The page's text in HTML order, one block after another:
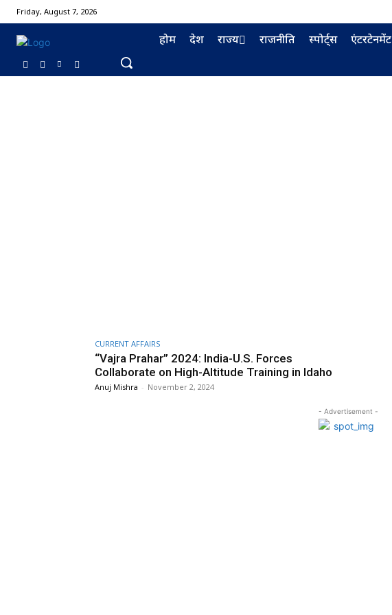
Friday, August 7, 2026
होम देश राज्य राजनीति स्पोर्ट्स एंटरटेनमेंट
CURRENT AFFAIRS
“Vajra Prahar” 2024: India-U.S. Forces
Collaborate on High-Altitude Training in Idaho
Anuj Mishra - November 2, 2024
- Advertisement -